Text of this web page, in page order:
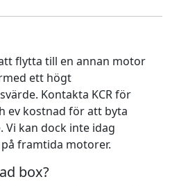
flytta till en annan motor
ett högt
Kontakta KCR för
ev kostnad för att byta
kan dock inte idag
framtida motorer.
box?